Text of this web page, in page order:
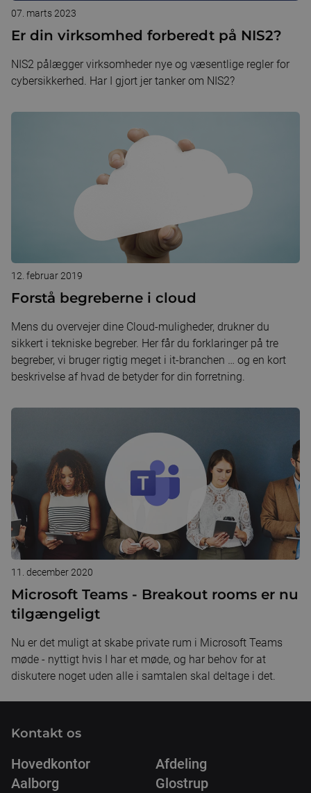
07. marts 2023
Er din virksomhed forberedt på NIS2?
NIS2 pålægger virksomheder nye og væsentlige regler for
cybersikkerhed. Har I gjort jer tanker om NIS2?
12. februar 2019
Forstå begreberne i cloud
Mens du overvejer dine Cloud-muligheder, drukner du
sikkert i tekniske begreber. Her får du forklaringer på tre
begreber, vi bruger rigtig meget i it-branchen … og en kort
beskrivelse af hvad de betyder for din forretning.
11. december 2020
Microsoft Teams - Breakout rooms er nu
tilgængeligt
Nu er det muligt at skabe private rum i Microsoft Teams
møde - nyttigt hvis I har et møde, og har behov for at
diskutere noget uden alle i samtalen skal deltage i det.
Kontakt os
Hovedkontor
Aalborg
Afdeling
Glostrup